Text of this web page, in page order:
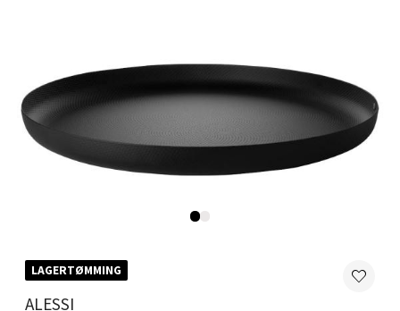
LAGERTØMMING
ALESSI
Velg
2 i butikk